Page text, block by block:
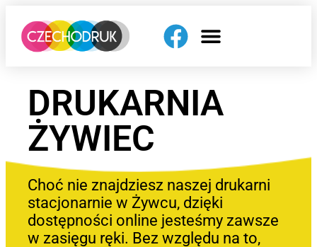
DRUKARNIA
ŻYWIEC
Choć nie znajdziesz naszej drukarni
stacjonarnie w Żywcu, dzięki
dostępności online jesteśmy zawsze
w zasięgu ręki. Bez względu na to,